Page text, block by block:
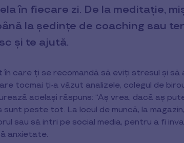
în fiecare zi. De la meditație,
la ședințe de coaching sau
și te ajută.
în care ți se recomandă să eviți stresul și
tocmai ți-a văzut analizele, colegul de
același răspuns: “Aș vrea, dacă aș
peste tot. La locul de muncă, la
sau să intri pe social media, pentru a fi
anxietate.